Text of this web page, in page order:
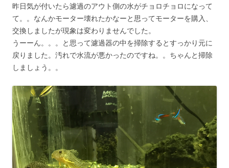
昨日気が付いたら濾過のアウト側の水がチョロチョロになって
て。。なんかモーター壊れたかなーと思ってモーターを購入、
交換しましたが現象は変わりませんでした。
うーーん。。。と思って濾過器の中を掃除するとすっかり元に
戻りました。汚れで水流が悪かったのですね。。ちゃんと掃除
しましょう。。